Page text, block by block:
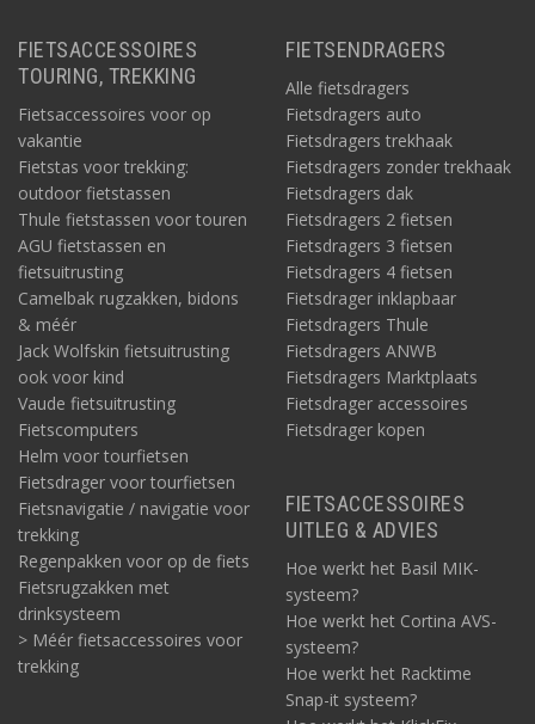
FIETSACCESSOIRES
TOURING, TREKKING
Fietsaccessoires voor op
vakantie
Fietstas voor trekking:
outdoor fietstassen
Thule fietstassen voor touren
AGU fietstassen en
fietsuitrusting
Camelbak rugzakken, bidons
& méér
Jack Wolfskin fietsuitrusting
ook voor kind
Vaude fietsuitrusting
Fietscomputers
Helm voor tourfietsen
Fietsdrager voor tourfietsen
Fietsnavigatie / navigatie voor
trekking
Regenpakken voor op de fiets
Fietsrugzakken met
drinksysteem
> Méér fietsaccessoires voor
trekking
FIETSENDRAGERS
Alle fietsdragers
Fietsdragers auto
Fietsdragers trekhaak
Fietsdragers zonder trekhaak
Fietsdragers dak
Fietsdragers 2 fietsen
Fietsdragers 3 fietsen
Fietsdragers 4 fietsen
Fietsdrager inklapbaar
Fietsdragers Thule
Fietsdragers ANWB
Fietsdragers Marktplaats
Fietsdrager accessoires
Fietsdrager kopen
FIETSACCESSOIRES
UITLEG & ADVIES
Hoe werkt het Basil MIK-
systeem?
Hoe werkt het Cortina AVS-
systeem?
Hoe werkt het Racktime
Snap-it systeem?